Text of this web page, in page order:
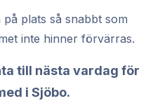
plats så snabbt som
inte hinner förvärras.
till nästa vardag för
i Sjöbo.